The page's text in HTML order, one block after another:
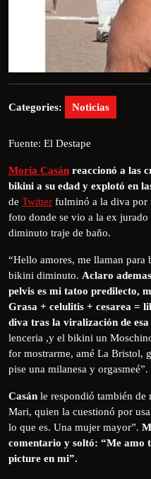
Categories: Noticias
Fuente: El Destape
Moria Casán reaccionó a las
bikini a su edad y explotó en
de Twitter fulminó a la diva por
foto donde se vio a la ex jurado
diminuto traje de baño.
“Hello amores, me llaman para
bikini diminuto. Aclaro
pelvis es mi tatoo predilecto,
Grasa + celulitis + cesarea =
diva tras la viralización de esa
lenceria ,y el bikini un
for mostrarme, amé La Bristol,
pise una milanesa y orgasmeé”.
Casán le respondió también de
Mari, quien la cuestionó por
lo que es. Una mujer mayor”.
comentario y soltó: “Me amo
picture en mi”.